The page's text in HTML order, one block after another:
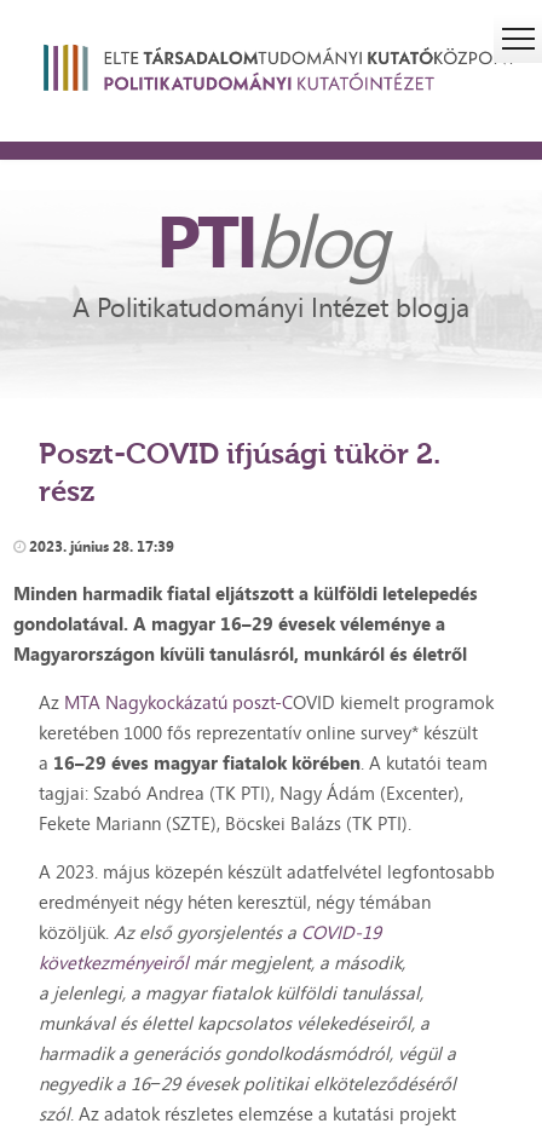
PTIblog
A Politikatudományi Intézet blogja
Poszt-COVID ifjúsági tükör 2.
rész
2023. június 28. 17:39
Minden harmadik fiatal eljátszott a külföldi letelepedés
gondolatával.A magyar 16–29 évesek véleménye a
Magyarországon kívüli tanulásról, munkáról és életről
Az MTA Nagykockázatú poszt-COVID kiemelt programok
keretében 1000 fős reprezentatív online survey* készült
a 16–29 éves magyar fiatalok körében. A kutatói team
tagjai: Szabó Andrea (TK PTI), Nagy Ádám (Excenter),
Fekete Mariann (SZTE), Böcskei Balázs (TK PTI).
A 2023. május közepén készült adatfelvétel legfontosabb
eredményeit négy héten keresztül, négy témában
közöljük.Az első gyorsjelentés a COVID-19
következményeirőlmár megjelent, a második,
a jelenlegi, a magyar fiatalok külföldi tanulással,
munkával és élettel kapcsolatos vélekedéseiről, a
harmadik a generációs gondolkodásmódról, végül a
negyedik a 16−29 évesek politikai elköteleződéséről
szól. Az adatok részletes elemzése a kutatási projekt